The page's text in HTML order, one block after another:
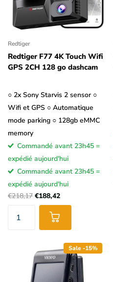
Redtiger
Redtiger F77 4K Touch Wifi
GPS 2CH 128 go dashcam
○ 2x Sony Starvis 2 sensor ○
Wifi et GPS ○ Automatique
mode parking ○ 128gb eMMC
memory
Commandé avant 23h45 =
expédié aujourd'hui
Commandé avant 23h45 =
expédié aujourd'hui
€218,17 €188,42
Sale -15%